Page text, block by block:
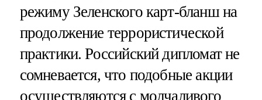
режиму Зеленского карт-бланш на
продолжение террористической
практики. Российский дипломат не
сомневается, что подобные акции
осуществляются с молчаливого